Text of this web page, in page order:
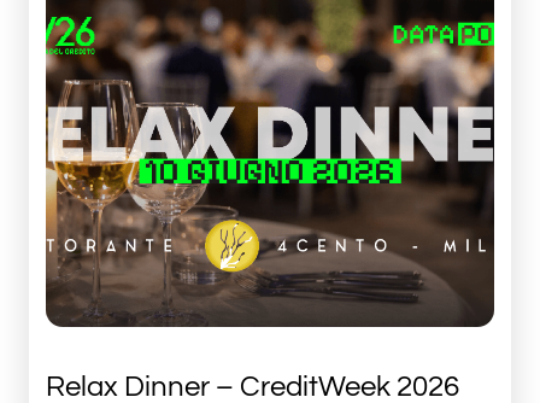
Relax Dinner – CreditWeek 2026